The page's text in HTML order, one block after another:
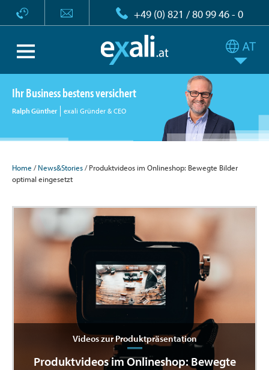
+49 (0) 821 / 80 99 46 - 0
Ihr Business bestens versichert
Ralph Günther exali Gründer & CEO
Home /News&Stories/ Produktvideos im Onlineshop: Bewegte Bilder
optimal eingesetzt
Videos zur Produktpräsentation
Produktvideos im Onlineshop: Bewegte